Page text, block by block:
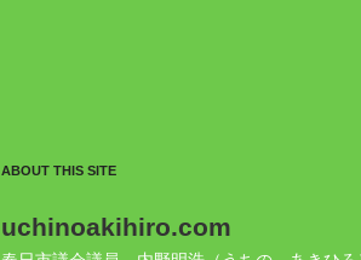
ABOUT THIS SITE
uchinoakihiro.com